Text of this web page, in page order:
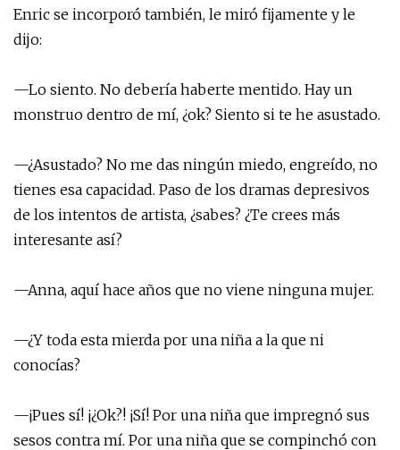
Enric se incorporó también, le miró fijamente y le
dijo:
—Lo siento. No debería haberte mentido. Hay un
monstruo dentro de mí, ¿ok? Siento si te he asustado.
—¿Asustado? No me das ningún miedo, engreído, no
tienes esa capacidad. Paso de los dramas depresivos
de los intentos de artista, ¿sabes? ¿Te crees más
interesante así?
—Anna, aquí hace años que no viene ninguna mujer.
—¿Y toda esta mierda por una niña a la que ni
conocías?
—¡Pues sí! ¡¿Ok?! ¡Sí! Por una niña que impregnó sus
sesos contra mí. Por una niña que se compinchó con